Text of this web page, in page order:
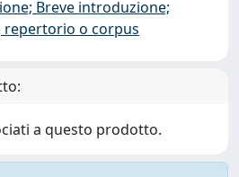
Breve introduzione;
repertorio o corpus
a questo prodotto.